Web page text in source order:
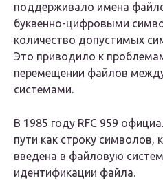
поддерживало имена
буквенно-цифровыми
количество допустимых
Это приводило к
перемещении файлов
системами.
В 1985 году RFC 959
пути как строку символов,
введена в файловую
идентификации файла.